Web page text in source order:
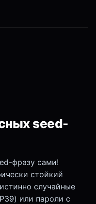
seed-
фразу сами!
стойкий
случайные
или пароли с